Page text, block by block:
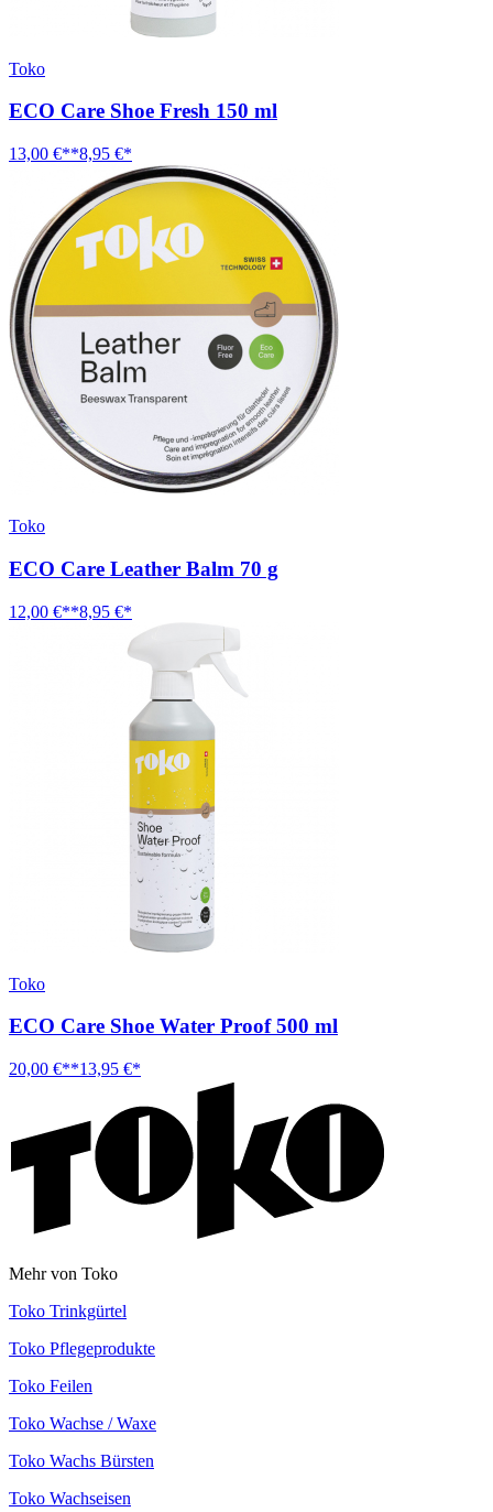
Toko
ECO Care Shoe Fresh 150 ml
13,00 €**8,95 €*
Toko
ECO Care Leather Balm 70 g
12,00 €**8,95 €*
Toko
ECO Care Shoe Water Proof 500 ml
20,00 €**13,95 €*
Mehr von Toko
Toko Trinkgürtel
Toko Pflegeprodukte
Toko Feilen
Toko Wachse / Waxe
Toko Wachs Bürsten
Toko Wachseisen